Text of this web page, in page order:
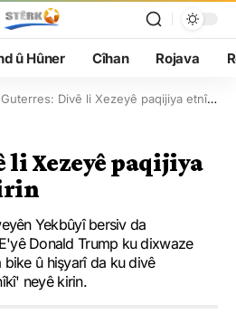
û Hûner Cîhan Rojava
Guterres: Divê li Xezeyê paqijiya etnîkî neyê kirin
li Xezeyê paqijiya
Yekbûyî bersiv da
Donald Trump ku dixwaze
bike û hişyarî da ku divê
neyê kirin.